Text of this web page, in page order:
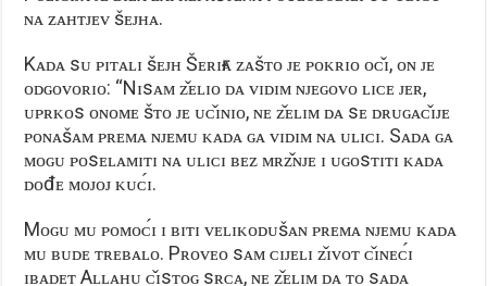
ɴᴀ ᴢᴀʜᴛᴊᴇᴠ šᴇᴊʜᴀ.
Kᴀᴅᴀ sᴜ ᴘɪᴛᴀʟɪ šᴇᴊʜ Šᴇʀɪғᴀ ᴢᴀšᴛᴏ ᴊᴇ ᴘᴏᴋʀɪᴏ ᴏᴄ̌ɪ, ᴏɴ ᴊᴇ
ᴏᴅɢᴏᴠᴏʀɪᴏ: “Nɪsᴀᴍ ᴢ̌ᴇʟɪᴏ ᴅᴀ ᴠɪᴅɪᴍ ɴᴊᴇɢᴏᴠᴏ ʟɪᴄᴇ ᴊᴇʀ,
ᴜᴘʀᴋᴏs ᴏɴᴏᴍᴇ šᴛᴏ ᴊᴇ ᴜᴄ̌ɪɴɪᴏ, ɴᴇ ᴢ̌ᴇʟɪᴍ ᴅᴀ sᴇ ᴅʀᴜɢᴀᴄ̌ɪᴊᴇ
ᴘᴏɴᴀšᴀᴍ ᴘʀᴇᴍᴀ ɴᴊᴇᴍᴜ ᴋᴀᴅᴀ ɢᴀ ᴠɪᴅɪᴍ ɴᴀ ᴜʟɪᴄɪ. Sᴀᴅᴀ ɢᴀ
ᴍᴏɢᴜ ᴘᴏsᴇʟᴀᴍɪᴛɪ ɴᴀ ᴜʟɪᴄɪ ʙᴇᴢ ᴍʀᴢ̌ɴᴊᴇ ɪ ᴜɢᴏsᴛɪᴛɪ ᴋᴀᴅᴀ
ᴅᴏđᴇ ᴍᴏᴊᴏᴊ ᴋᴜᴄ́ɪ.
Mᴏɢᴜ ᴍᴜ ᴘᴏᴍᴏᴄ́ɪ ɪ ʙɪᴛɪ ᴠᴇʟɪᴋᴏᴅᴜšᴀɴ ᴘʀᴇᴍᴀ ɴᴊᴇᴍᴜ ᴋᴀᴅᴀ
ᴍᴜ ʙᴜᴅᴇ ᴛʀᴇʙᴀʟᴏ. Pʀᴏᴠᴇᴏ sᴀᴍ ᴄɪᴊᴇʟɪ ᴢ̌ɪᴠᴏᴛ ᴄ̌ɪɴᴇᴄ́ɪ
ɪʙᴀᴅᴇᴛ Aʟʟᴀʜᴜ ᴄ̌ɪsᴛᴏɢ sʀᴄᴀ, ɴᴇ ᴢ̌ᴇʟɪᴍ ᴅᴀ ᴛᴏ sᴀᴅᴀ